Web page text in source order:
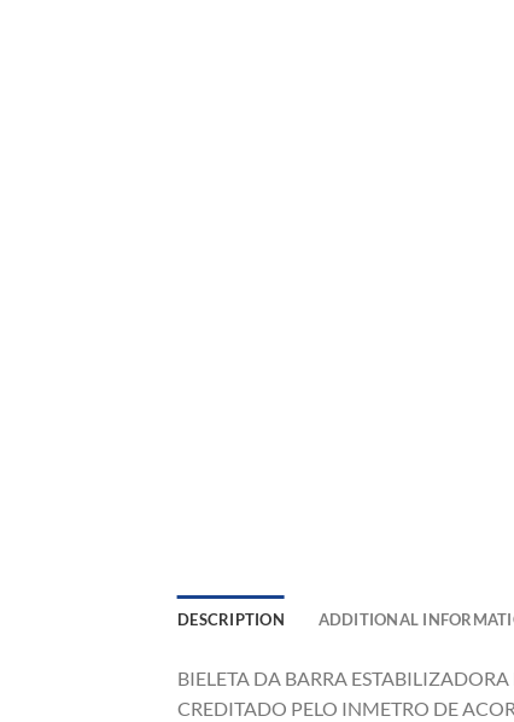
DESCRIPTION ADDITIONAL
BIELETA DA BARRA
CREDITADO PELO INMETRO DE